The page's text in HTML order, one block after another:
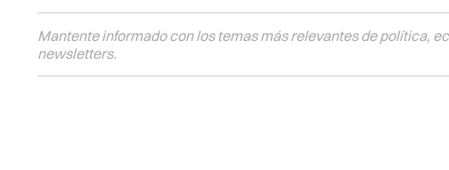
Mantente informado con los temas más relevantes de política,
newsletters.